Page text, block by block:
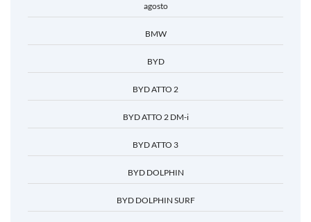
agosto
BMW
BYD
BYD ATTO 2
BYD ATTO 2 DM-i
BYD ATTO 3
BYD DOLPHIN
BYD DOLPHIN SURF